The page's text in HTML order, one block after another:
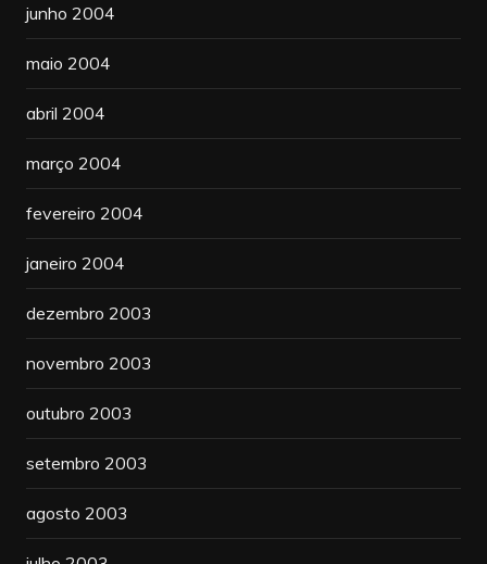
junho 2004
maio 2004
abril 2004
março 2004
fevereiro 2004
janeiro 2004
dezembro 2003
novembro 2003
outubro 2003
setembro 2003
agosto 2003